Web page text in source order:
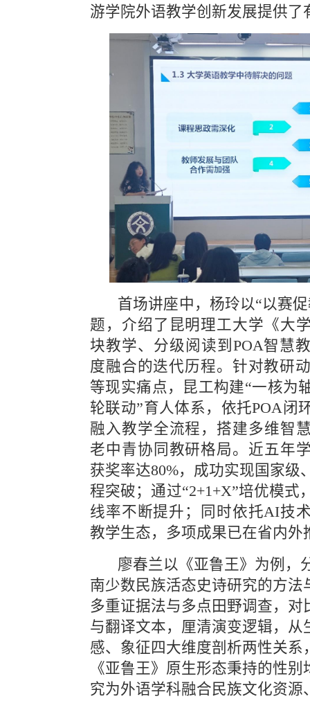
游学院外语教学创新发展提供了
题，介绍了昆明理工大学《大
块教学、分级阅读到 POA智慧
度融合的迭代历程。针对教研
等现实痛点，昆工构建“一核为
轮联动”育人体系，依托POA闭
融入教学全流程，搭建多维智
老中青协同教研格局。近五年
获奖率达80%，成功实现国家级
程突破；通过“2+1+X”培优模式
线率不断提升 ；同时依托AI技
教学生态，多项成果已在省内外
南少数民族活态史诗研究的方法
多重证据法与多点田野调查，对
与翻译文本， 厘清演变逻辑， 从
感、象征四大维度剖析两性关系
《亚鲁王》原生形态秉持的性别
究为外语学科融合民族文化资源